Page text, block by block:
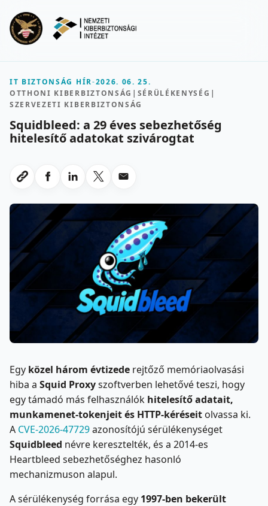
IT BIZTONSÁG HÍR-2026. 06. 25.
OTTHONI KIBERBIZTONSÁG | SÉRÜLÉKENYSÉG |
SZERVEZETI KIBERBIZTONSÁG
Squidbleed: a 29 éves sebezhetőség
hitelesítő adatokat szivárogtat
Link masolasa
Megosztas Facebookon
Megosztas LinkedInen
Megosztas X-en
Megosztas emailben
Egy közel három évtizede rejtőző memóriaolvasási
hiba a Squid Proxyszoftverben lehetővé teszi, hogy
egy támadó más felhasználók hitelesítő adatait,
munkamenet-tokenjeit és HTTP-kéréseit olvassa ki.
A CVE-2026-47729azonosítójú sérülékenységet
Squidbleed névre keresztelték, és a 2014-es
Heartbleed sebezhetőséghez hasonló
mechanizmuson alapul.
A sérülékenység forrása egy 1997-ben bekerült